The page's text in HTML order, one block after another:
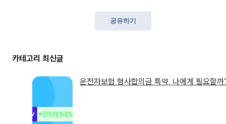
공유하기
운전자보험 형사합의금 특약, 나에게 필요할까